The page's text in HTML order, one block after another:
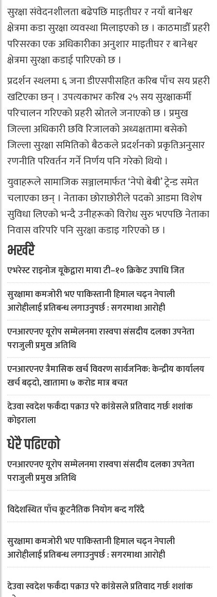
सुरक्षा संवेदनशीलता बढेपछि माइतीघर र नयाँ बानेश्वर
क्षेत्रमा कडा सुरक्षा व्यवस्था मिलाइएको छ । काठमाडौँ प्रहरी
परिसरका एक अधिकारीका अनुशार माइतीघर र बानेश्वर
क्षेत्रमा सुरक्षा कडाई पारिएको छ ।
प्रदर्शन स्थलमा ६ जना डीएसपीसहित करिब पाँच सय प्रहरी
खटिएका छन् । उपत्यकाभर करिब २५ सय सुरक्षाकर्मी
परिचालन गरिएको प्रहरी स्रोतले जनाएको छ । प्रमुख
जिल्ला अधिकारी छवि रिजालको अध्यक्षतामा बसेको
जिल्ला सुरक्षा समितिको बैठकले प्रदर्शनको प्रकृतिअनुसार
रणनीति परिवर्तन गर्ने निर्णय पनि गरेको थियो ।
युवाहरूले सामाजिक सञ्जालमार्फत ‘नेपो बेबी’ ट्रेन्ड समेत
चलाएका छन् । नेताका छोराछोरीले पदको आडमा विशेष
सुविधा लिएको भन्दै उनीहरूको विरोध सुरु भएपछि नेताका
निवास वरिपरि पनि सुरक्षा कडाइ गरिएको छ ।
भर्खरै
एभरेस्ट राइनोज यूकेद्वारा माया टी–१० क्रिकेट उपाधि जित
सुरक्षामा कमजोरी भए पाकिस्तानी हिमाल चढ्न नेपाली
आरोहीलाई प्रतिबन्ध लगाउनुपर्छ : सगरमाथा आरोही
एनआरएनए यूरोप सम्मेलनमा रास्वपा संसदीय दलका उपनेता
पराजुली प्रमुख अतिथि
एनआरएनए त्रैमासिक खर्च विवरण सार्वजनिक: केन्द्रीय कार्यालय
खर्च बढ्दो, खातामा ७ करोड मात्र बचत
देउवा स्वदेश फर्कँदा पक्राउ परे कांग्रेसले प्रतिवाद गर्छः शशांक
कोइराला
धेरै पढिएको
एनआरएनए यूरोप सम्मेलनमा रास्वपा संसदीय दलका उपनेता
पराजुली प्रमुख अतिथि
विदेशस्थित पाँच कूटनैतिक नियोग बन्द गरिँदै
सुरक्षामा कमजोरी भए पाकिस्तानी हिमाल चढ्न नेपाली
आरोहीलाई प्रतिबन्ध लगाउनुपर्छ : सगरमाथा आरोही
देउवा स्वदेश फर्कँदा पक्राउ परे कांग्रेसले प्रतिवाद गर्छः शशांक